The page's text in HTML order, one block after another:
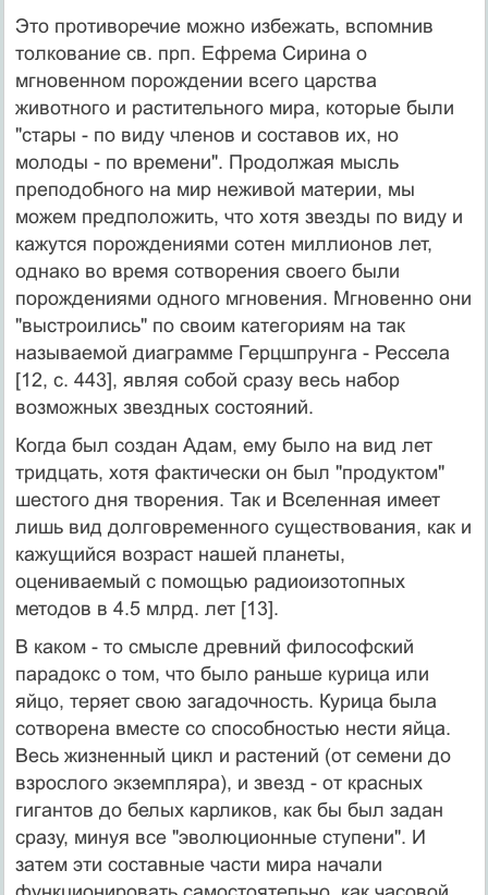
Это противоречие можно избежать, вспомнив
толкование св. прп. Ефрема Сирина о
мгновенном порождении всего царства
животного и растительного мира, которые были
"стары - по виду членов и составов их, но
молоды - по времени". Продолжая мысль
преподобного на мир неживой материи, мы
можем предположить, что хотя звезды по виду и
кажутся порождениями сотен миллионов лет,
однако во время сотворения своего были
порождениями одного мгновения. Мгновенно они
"выстроились" по своим категориям на так
называемой диаграмме Герцшпрунга - Рессела
[12, с. 443], являя собой сразу весь набор
возможных звездных состояний.
Когда был создан Адам, ему было на вид лет
тридцать, хотя фактически он был "продуктом"
шестого дня творения. Так и Вселенная имеет
лишь вид долговременного существования, как и
кажущийся возраст нашей планеты,
оцениваемый с помощью радиоизотопных
методов в 4.5 млрд. лет [13].
В каком - то смысле древний философский
парадокс о том, что было раньше курица или
яйцо, теряет свою загадочность. Курица была
сотворена вместе со способностью нести яйца.
Весь жизненный цикл и растений (от семени до
взрослого экземпляра), и звезд - от красных
гигантов до белых карликов, как бы был задан
сразу, минуя все "эволюционные ступени". И
затем эти составные части мира начали